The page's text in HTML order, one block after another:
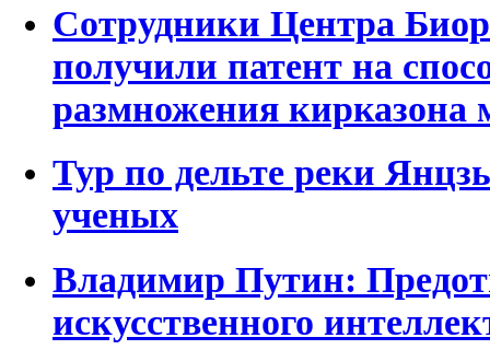
Сотрудники Центра
получили патент на
размножения кирказона
Тур по дельте реки
ученых
Владимир Путин:
искусственного